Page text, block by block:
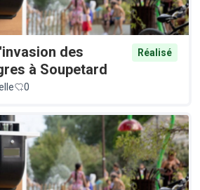
des
à Soupetard
Réalisé
0